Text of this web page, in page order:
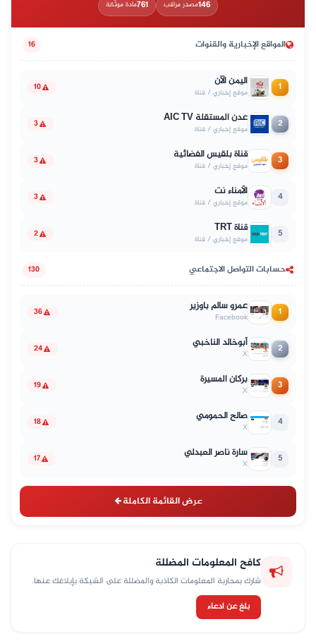
146مصدر مراقب 761مادة موثّقة
المواقع الإخبارية والقنوات 16
1 اليمن الآن
موقع إخباري / قناة 10
2 عدن المستقلة AIC TV
موقع إخباري / قناة 3
3 قناة بلقيس الفضائية
موقع إخباري / قناة 3
4 الأمناء نت
موقع إخباري / قناة 3
5 قناة TRT
موقع إخباري / قناة 2
حسابات التواصل الاجتماعي 130
1 عمرو سالم باوزير
Facebook
36
2 أبوخالد الناخبي
X
24
3 بركان المسيرة
X
19
4 صالح الحمومي
X
18
5 سارة ناصر العبدلي
X
17
عرض القائمة الكاملة
كافح المعلومات المضللة
شارك بمحاربة المعلومات الكاذبة والمضللة على الشبكة بإبلاغك عنها.
بلغ عن ادعاء